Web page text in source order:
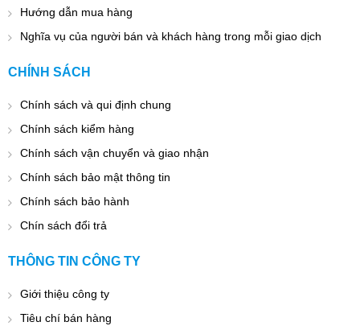
Hướng dẫn mua hàng
Nghĩa vụ của người bán và khách hàng trong mỗi giao dịch
CHÍNH SÁCH
Chính sách và qui định chung
Chính sách kiểm hàng
Chính sách vận chuyển và giao nhận
Chính sách bảo mật thông tin
Chính sách bảo hành
Chín sách đổi trả
THÔNG TIN CÔNG TY
Giới thiệu công ty
Tiêu chí bán hàng